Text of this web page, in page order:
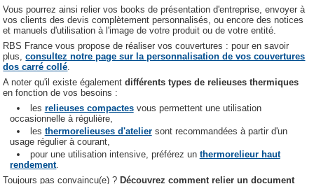
Vous pourrez ainsi relier vos books de présentation d'entreprise, envoyer à
vos clients des devis complètement personnalisés, ou encore des notices
et manuels d'utilisation à l'image de votre produit ou de votre entité.
RBS France vous propose de réaliser vos couvertures : pour en savoir
plus,consultez notre page sur la personnalisation de vos couvertures
dos carré collé.
A noter qu'il existe égalementdifférents types de relieuses thermiques
en fonction de vos besoins :
les relieuses compactesvous permettent une utilisation
occasionnelle à régulière,
les thermorelieuses d'ateliersont recommandées à partir d'un
usage régulier à courant,
pour une utilisation intensive, préférez un thermorelieur haut
rendement.
Toujours pas convaincu(e) ? Découvrez comment relier un document